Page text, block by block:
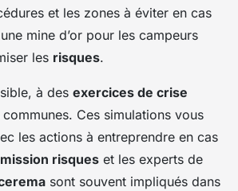
et les zones à éviter en cas
mine d’or pour les campeurs
les risques.
à des exercices de crise
Ces simulations vous
les actions à entreprendre en cas
mission risques et les experts de
sont souvent impliqués dans